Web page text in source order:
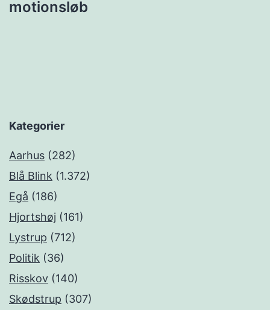
motionsløb
Kategorier
Aarhus (282)
Blå Blink (1.372)
Egå (186)
Hjortshøj (161)
Lystrup (712)
Politik (36)
Risskov (140)
Skødstrup (307)